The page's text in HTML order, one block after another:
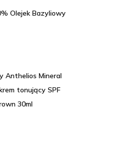
Olejek Bazyliowy
Anthelios Mineral
tonujący SPF
30ml